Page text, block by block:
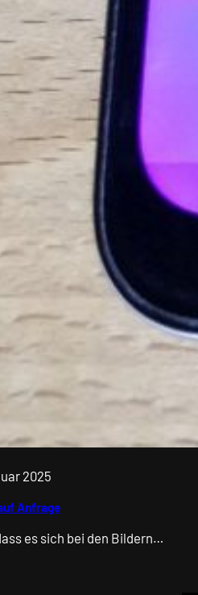
2025
Anfrage
es sich bei den Bildern…